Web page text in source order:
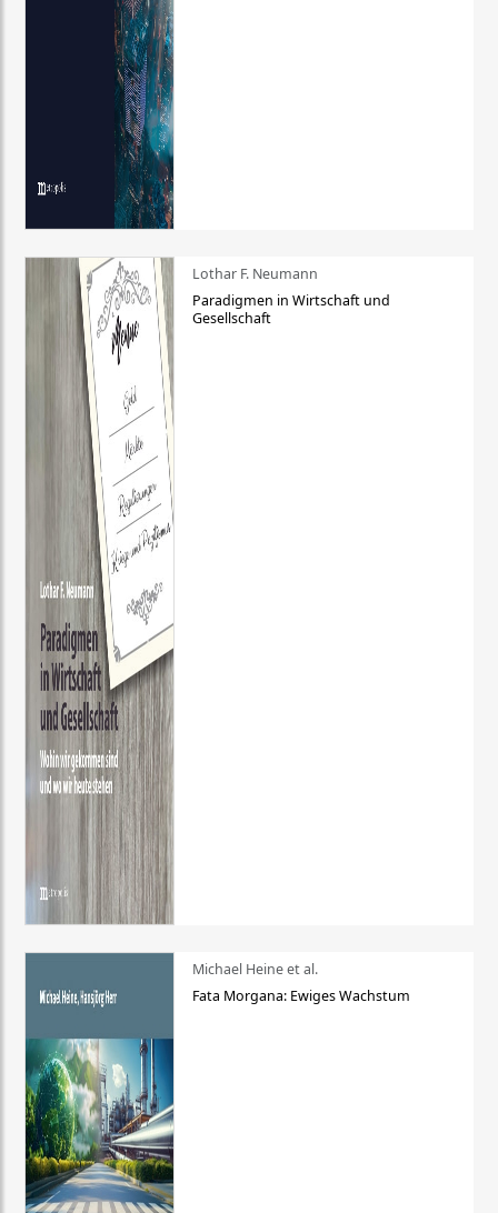
Lothar F. Neumann
Paradigmen in Wirtschaft und
Gesellschaft
Michael Heine et al.
Fata Morgana: Ewiges Wachstum